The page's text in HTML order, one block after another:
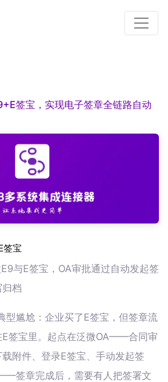
签宝，实现电子签章全链路自动
与E签宝，OA审批通过自动发起签
档
型尴尬：企业买了E签宝，但签章流
E签宝里。起点在泛微OA——合同审
附件、登录E签宝、手动发起签
签章完成后，需要有人把签署文